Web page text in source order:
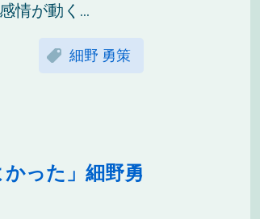
情が動く...
細野 勇策
った」細野勇